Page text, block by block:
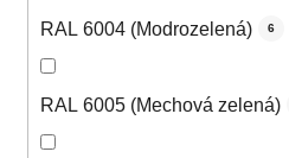
RAL 6004 (Modrozelená) 6
RAL 6005 (Mechová zelená)